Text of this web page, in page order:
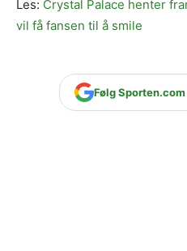
Les: Crystal Palace henter
vil få fansen til å smile
Følg